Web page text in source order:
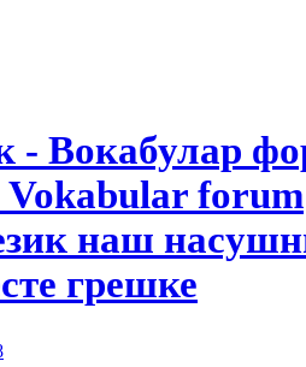
- Вокабулар
forum
наш
грешке